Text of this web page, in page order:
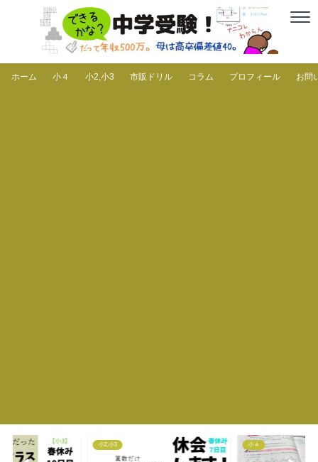
ホーム 小４ 小2,小3 市販ドリル コラム プロフィール お問
小2,小3 小４